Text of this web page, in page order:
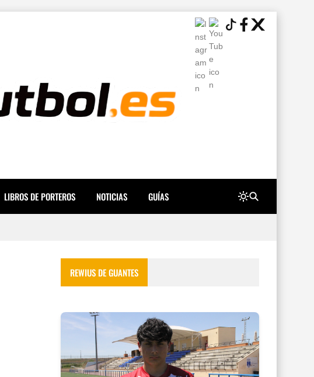
LIBROS DE PORTEROS NOTICIAS GUÍAS
REWIUS DE GUANTES